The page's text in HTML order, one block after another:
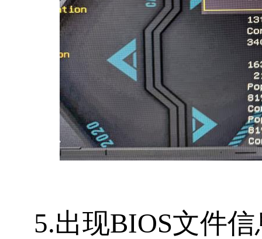
5.出现BIOS文件